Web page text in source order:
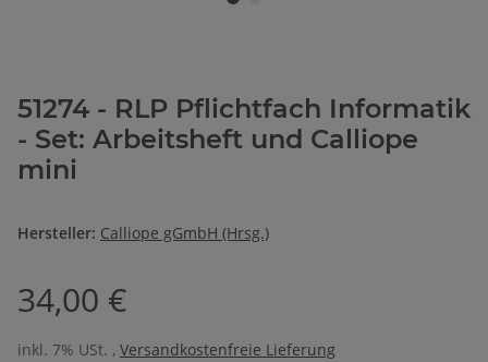
51274 - RLP Pflichtfach Informatik
- Set: Arbeitsheft und Calliope
mini
Hersteller: Calliope gGmbH (Hrsg.)
34,00 €
inkl. 7% USt. , Versandkostenfreie Lieferung